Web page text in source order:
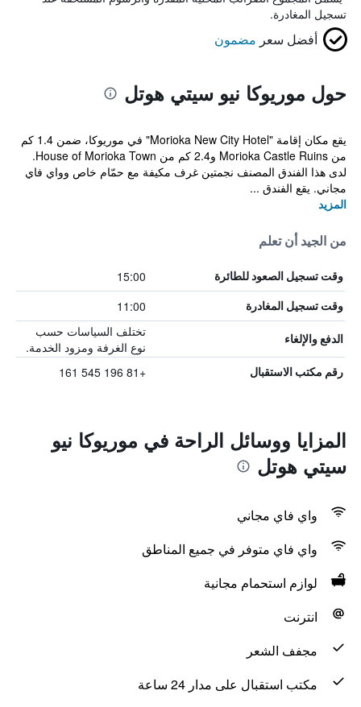
تسجيل المغادرة.
أفضل سعر مضمون
حول موريوكا نيو سيتي هوتل
يقع مكان إقامة "Morioka New City Hotel" في موريوكا، ضمن 1.4 كم
من Morioka Castle Ruins و2.4 كم من House of Morioka Town.
لدى هذا الفندق المصنف نجمتين غرف مكيفة مع حمّام خاص وواي فاي
مجاني. يقع الفندق ...
المزيد
من الجيد أن تعلم
وقت تسجيل الصعود للطائرة 15:00
وقت تسجيل المغادرة 11:00
الدفع والإلغاء
تختلف السياسات حسب
نوع الغرفة ومزود الخدمة.
رقم مكتب الاستقبال +81 196 545 161
المزايا ووسائل الراحة في موريوكا نيو
سيتي هوتل
واي فاي مجاني
واي فاي متوفر في جميع المناطق
لوازم استحمام مجانية
انترنت
مجفف الشعر
مكتب استقبال على مدار 24 ساعة